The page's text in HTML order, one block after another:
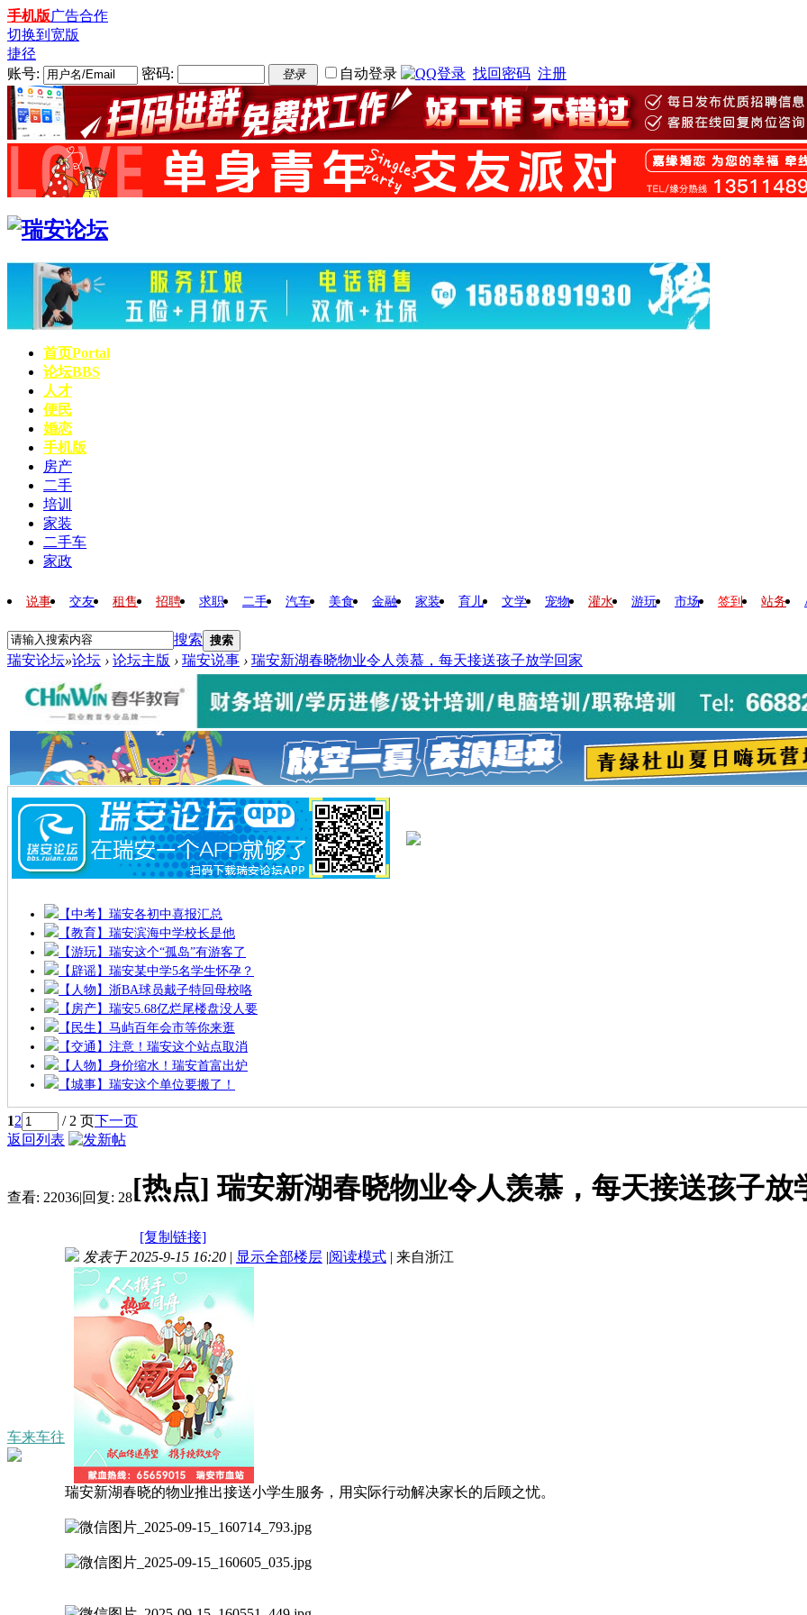
手机版广告合作
切换到宽版
捷径
账号:
密码: 登录 自动登录 找回密码 注册
首页Portal
论坛BBS
人才
便民
婚恋
手机版
房产
二手
培训
家装
二手车
家政
说事 交友 租售 招聘 求职 二手 汽车 美食 金融 家装 育儿 文学 宠物 灌水 游玩 市场 签到 站务
搜索 搜索
瑞安论坛»论坛 › 论坛主版 › 瑞安说事 › 瑞安新湖春晓物业令人羡慕，每天接送孩子放学回家
【中考】瑞安各初中喜报汇总
【教育】瑞安滨海中学校长是他
【游玩】瑞安这个“孤岛”有游客了
【辟谣】瑞安某中学5名学生怀孕？
【人物】浙BA球员戴子特回母校咯
【房产】瑞安5.68亿烂尾楼盘没人要
【民生】马屿百年会市等你来逛
【交通】注意！瑞安这个站点取消
【人物】身价缩水！瑞安首富出炉
【城事】瑞安这个单位要搬了！
12 / 2 页下一页
返回列表
查看: 22036|回复: 28[热点]瑞安新湖春晓物业令人羡慕，每天接送孩子放
[复制链接]
车来车往
发表于 2025-9-15 16:20 | 显示全部楼层 |阅读模式 | 来自浙江
瑞安新湖春晓的物业推出接送小学生服务，用实际行动解决家长的后顾之忧。